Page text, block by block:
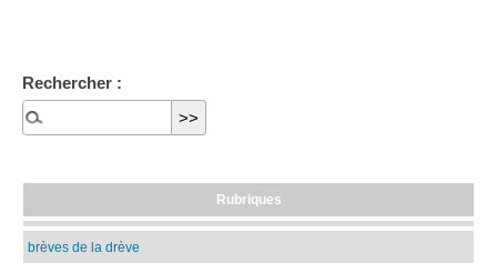
Rechercher :
Rubriques
brèves de la drève